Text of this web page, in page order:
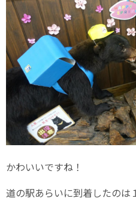
かわいいですね！
道の駅あらいに到着したのは